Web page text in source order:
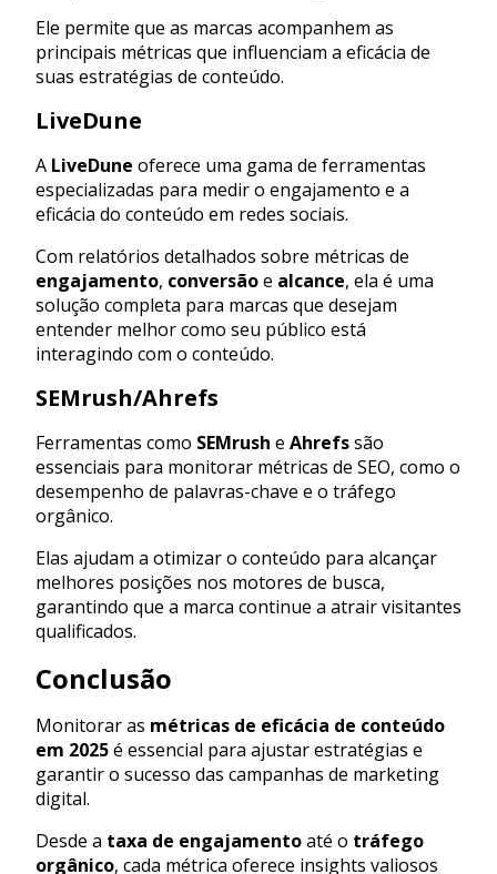
Ele permite que as marcas acompanhem as
principais métricas que influenciam a eficácia de
suas estratégias de conteúdo.
LiveDune
A LiveDune oferece uma gama de ferramentas
especializadas para medir o engajamento e a
eficácia do conteúdo em redes sociais.
Com relatórios detalhados sobre métricas de
engajamento, conversãoe alcance, ela é uma
solução completa para marcas que desejam
entender melhor como seu público está
interagindo com o conteúdo.
SEMrush/Ahrefs
Ferramentas como SEMrush e Ahrefssão
essenciais para monitorar métricas de SEO, como o
desempenho de palavras-chave e o tráfego
orgânico.
Elas ajudam a otimizar o conteúdo para alcançar
melhores posições nos motores de busca,
garantindo que a marca continue a atrair visitantes
qualificados.
Conclusão
Monitorar as métricas de eficácia de conteúdo
em 2025é essencial para ajustar estratégias e
garantir o sucesso das campanhas de marketing
digital.
Desde a taxa de engajamentoaté o tráfego
orgânico, cada métrica oferece insights valiosos